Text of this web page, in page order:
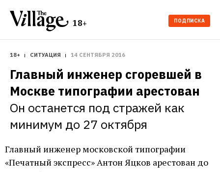
18+ ПОДПИСКА
18+ СИТУАЦИЯ 14 СЕНТЯБРЯ 2016
Главный инженер сгоревшей в
Москве типографии арестован
Он останется под стражей как
минимум до 27 октября
Главный инженер московской типографии
«Печатный экспресс» Антон Яцков арестован до